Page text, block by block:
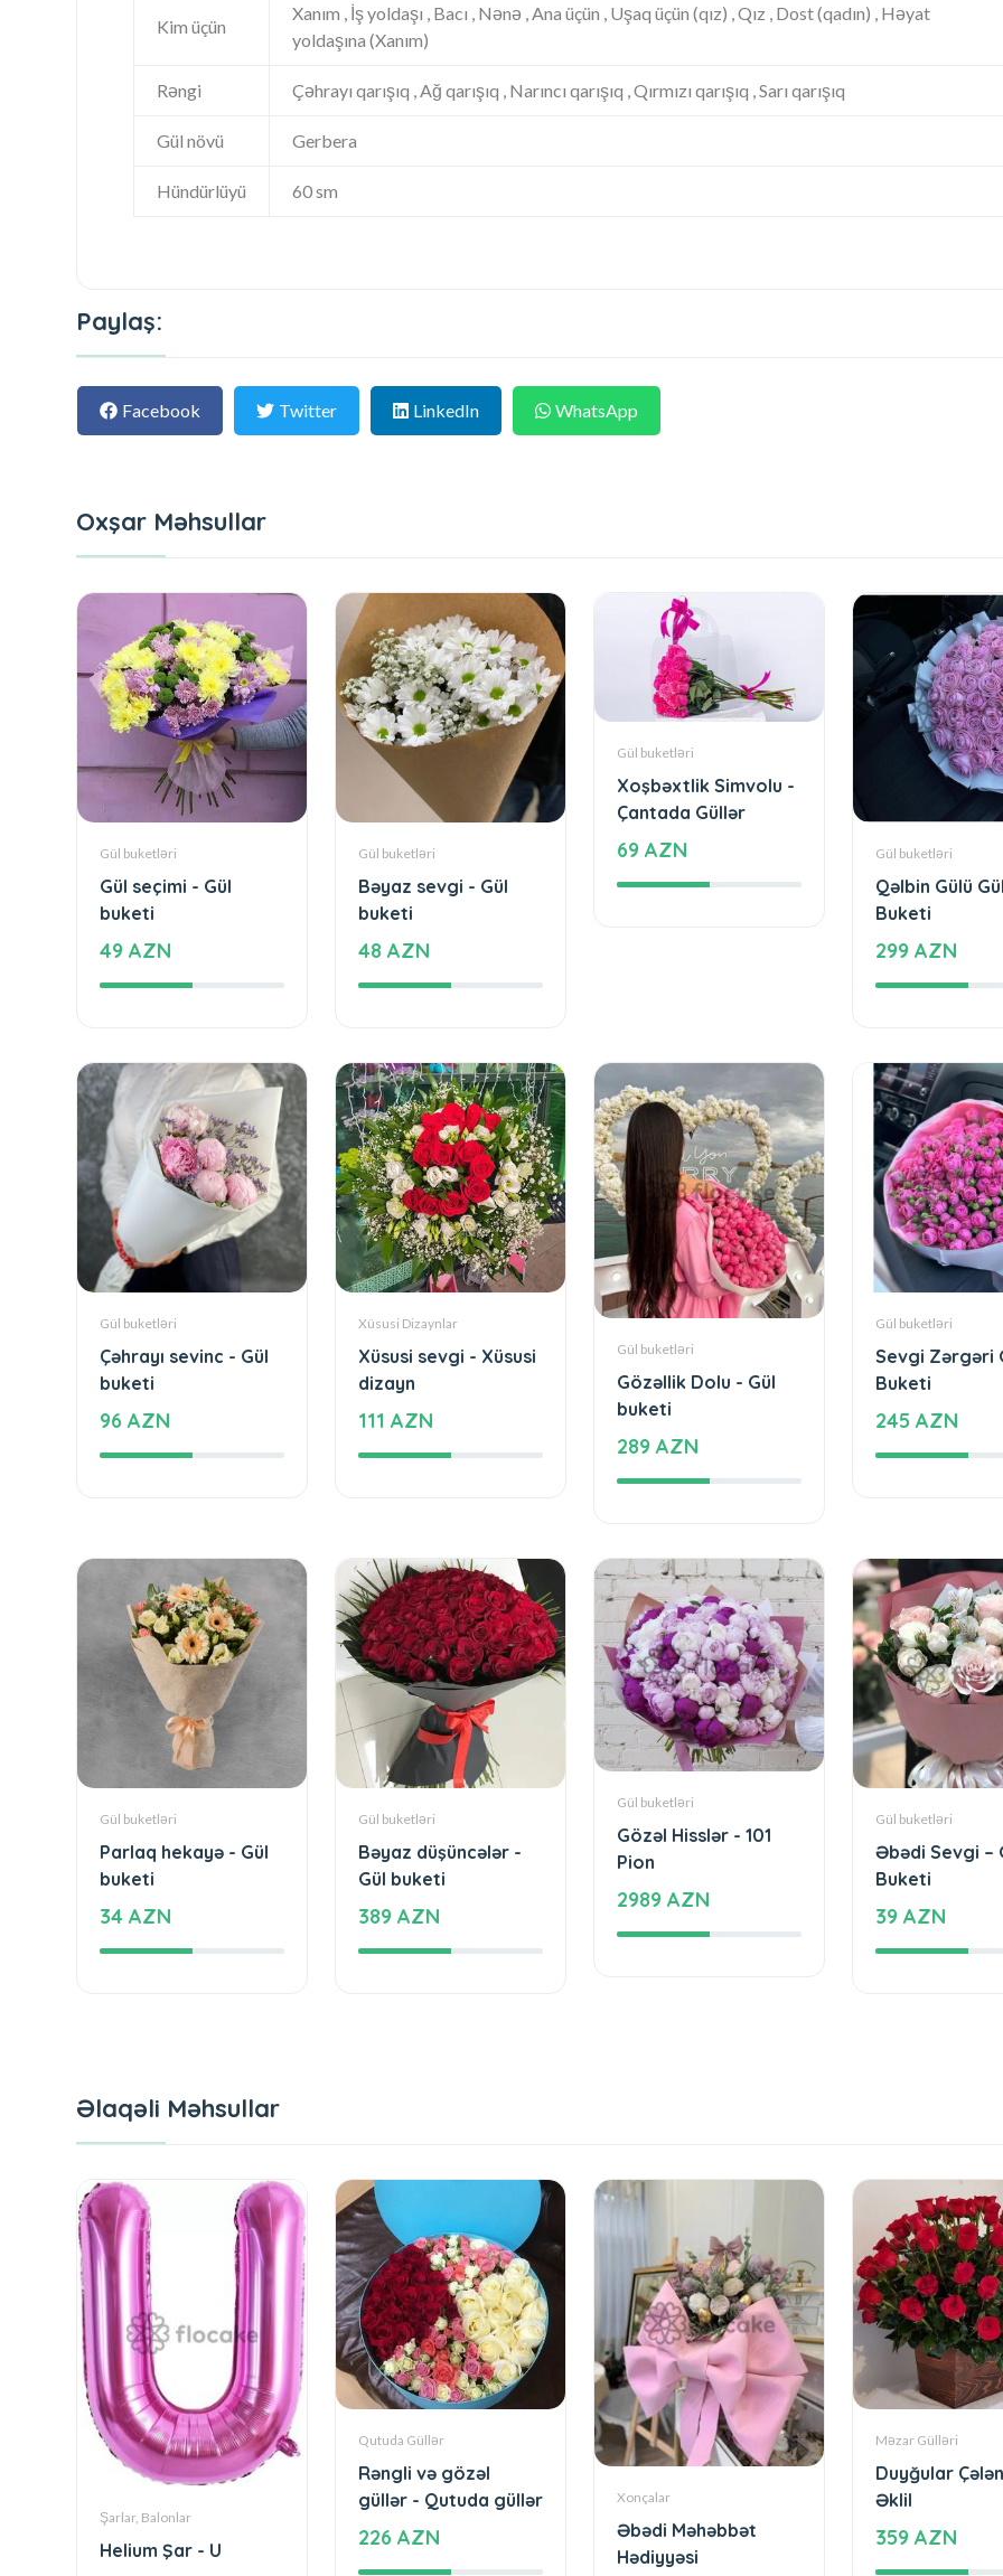
Kim üçün
Xanım , İş yoldaşı , Bacı , Nənə , Ana üçün , Uşaq üçün (qız) , Qız , Dost (qadın) , Həyat
yoldaşına (Xanım)
Rəngi Çəhrayı qarışıq , Ağ qarışıq , Narıncı qarışıq , Qırmızı qarışıq , Sarı qarışıq
Gül növü Gerbera
Hündürlüyü 60 sm
Paylaş:
Facebook Twitter LinkedIn WhatsApp
Oxşar Məhsullar
Gül buketləri
Gül seçimi - Gül
buketi
49 AZN
Gül buketləri
Bəyaz sevgi - Gül
buketi
48 AZN
Gül buketləri
Xoşbəxtlik Simvolu -
Çantada Güllər
69 AZN Gül buketləri
Qəlbin Gülü
Buketi
299 AZN
Gül buketləri
Çəhrayı sevinc - Gül
buketi
96 AZN
Xüsusi Dizaynlar
Xüsusi sevgi - Xüsusi
dizayn
111 AZN
Gül buketləri
Gözəllik Dolu - Gül
buketi
289 AZN
Gül buketləri
Sevgi Zərgəri
Buketi
245 AZN
Gül buketləri
Parlaq hekayə - Gül
buketi
34 AZN
Gül buketləri
Bəyaz düşüncələr -
Gül buketi
389 AZN
Gül buketləri
Gözəl Hisslər - 101
Pion
2989 AZN
Gül buketləri
Əbədi Sevgi –
Buketi
39 AZN
Əlaqəli Məhsullar
Şarlar, Balonlar
Helium Şar - U
Qutuda Güllər
Rəngli və gözəl
güllər - Qutuda güllər
226 AZN
Xonçalar
Əbədi Məhəbbət
Hədiyyəsi
Məzar Gülləri
Duyğular
Əklil
359 AZN